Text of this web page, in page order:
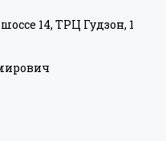
14, ТРЦ Гудзон, 1